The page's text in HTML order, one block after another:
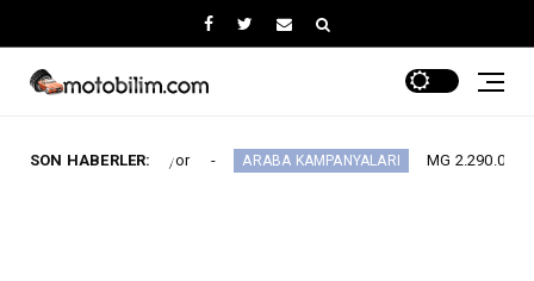
SON HABERLER:
Alıyor ARABA KAMPANYALARI MG 2.290.000 TL’den